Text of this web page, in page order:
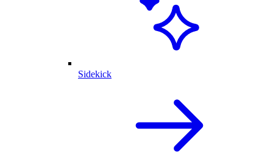
Sidekick